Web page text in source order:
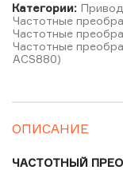
Категории:
Частотные
Частотные
Частотные
ACS880)
ОПИСАНИЕ
ЧАСТОТНЫЙ